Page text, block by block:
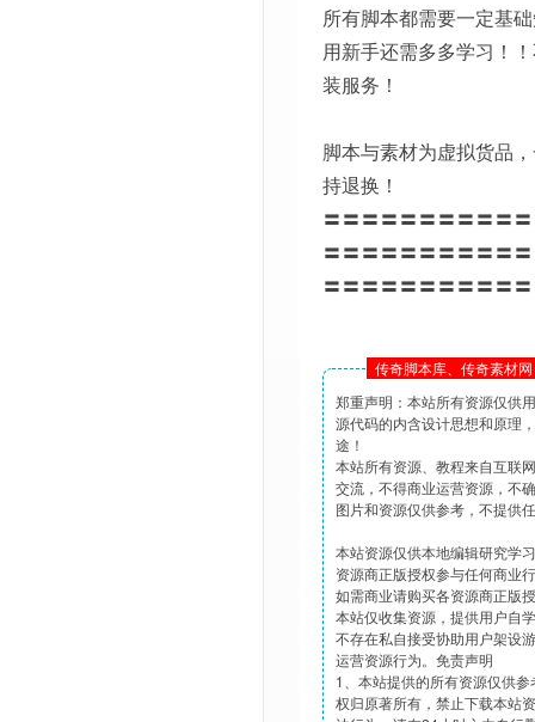
所有脚本都需要一定基
用新手还需多多学习！
装服务！
脚本与素材为虚拟货品
持退换！
〓〓〓〓〓〓〓〓〓〓
〓〓〓〓〓〓〓〓〓〓
〓〓〓〓〓〓〓〓〓〓
传奇脚本库、传奇素材
郑重声明：本站所有资源仅供
源代码的内含设计思想和原理
途！
本站所有资源、教程来自互联
交流，不得商业运营资源，不
图片和资源仅供参考，不提供
本站资源仅供本地编辑研究学
资源商正版授权参与任何商业
如需商业请购买各资源商正版
本站仅收集资源，提供用户自
不存在私自接受协助用户架设
运营资源行为。免责声明
1、本站提供的所有资源仅供
权归原著所有，禁止下载本站